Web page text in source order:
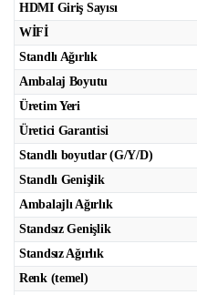
HDMI Giriş Sayısı
WİFİ
Standlı Ağırlık
Ambalaj Boyutu
Üretim Yeri
Üretici Garantisi
Standlı boyutlar (G/Y/D)
Standlı Genişlik
Ambalajlı Ağırlık
Standsız Genişlik
Standsız Ağırlık
Renk (temel)